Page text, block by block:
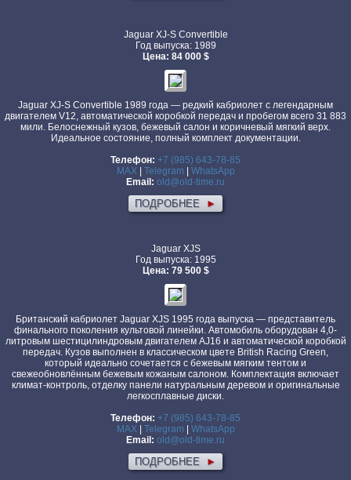
Jaguar XJ-S Convertible
Год выпуска: 1989
Цена: 84 000 $
Jaguar XJ-S Convertible 1989 года — редкий кабриолет с легендарным
двигателем V12, автоматической коробкой передач и пробегом всего 31 883
мили. Белоснежный кузов, бежевый салон и коричневый мягкий верх.
Идеальное состояние, полный комплект документации.
Телефон: +7 (985) 643-78-85
MAX| Telegram
WhatsApp
Email: old@old-time.ru
ПОДРОБНЕЕ ►
Jaguar XJS
Год выпуска: 1995
Цена: 79 500 $
Британский кабриолет Jaguar XJS 1995 года выпуска — представитель
финального поколения культовой линейки. Автомобиль оборудован 4,0-
литровым шестицилиндровым двигателем AJ16 и автоматической коробкой
передач. Кузов выполнен в классическом цвете British Racing Green,
который идеально сочетается с бежевым мягким тентом и
свежеобновлённым бежевым кожаным салоном. Комплектация включает
климат-контроль, отделку панели натуральным деревом и оригинальные
легкосплавные диски.
Телефон: +7 (985) 643-78-85
MAX| Telegram
WhatsApp
Email: old@old-time.ru
ПОДРОБНЕЕ ►